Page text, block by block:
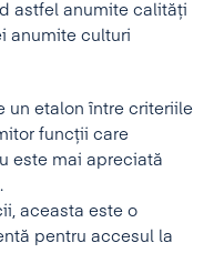
astfel anumite calități
anumite culturi
un etalon între criteriile
funcții care
este mai apreciată
aceasta este o
pentru accesul la